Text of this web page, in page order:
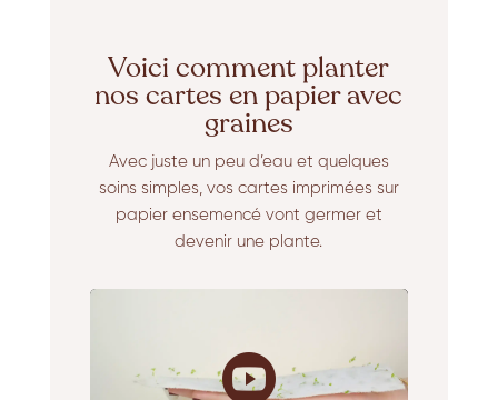
Voici comment planter
nos cartes en papier avec
graines
Avec juste un peu d’eau et quelques
soins simples, vos cartes imprimées sur
papier ensemencé vont germer et
devenir une plante.